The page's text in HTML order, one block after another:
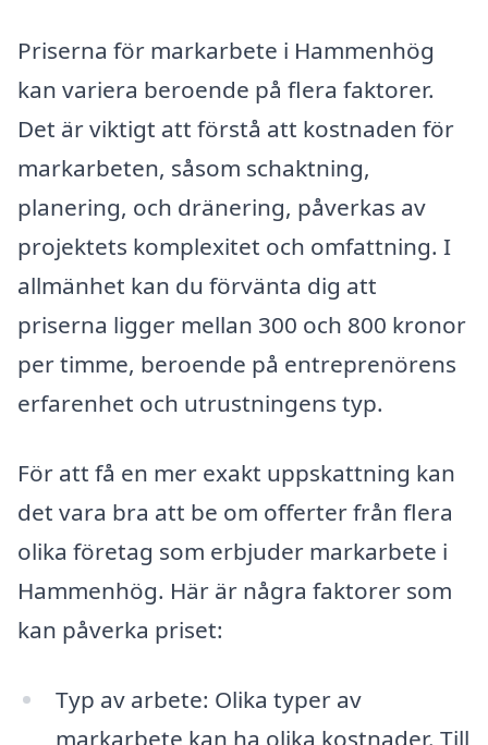
Priserna för markarbete i Hammenhög
kan variera beroende på flera faktorer.
Det är viktigt att förstå att kostnaden för
markarbeten, såsom schaktning,
planering, och dränering, påverkas av
projektets komplexitet och omfattning. I
allmänhet kan du förvänta dig att
priserna ligger mellan 300 och 800 kronor
per timme, beroende på entreprenörens
erfarenhet och utrustningens typ.
För att få en mer exakt uppskattning kan
det vara bra att be om offerter från flera
olika företag som erbjuder markarbete i
Hammenhög. Här är några faktorer som
kan påverka priset:
Typ av arbete: Olika typer av
markarbete kan ha olika kostnader. Till